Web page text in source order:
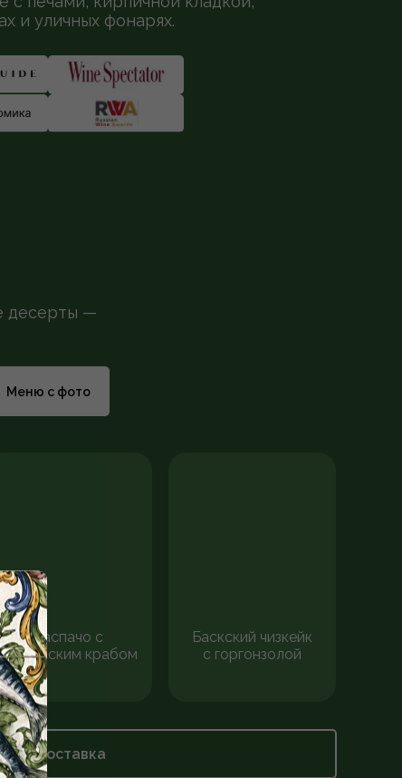
и уличных фонарях.
Доставка
десерты —
Баскский чизкейк
с горгонзолой
Гаспачо с
камчатским крабом
Меню с фото